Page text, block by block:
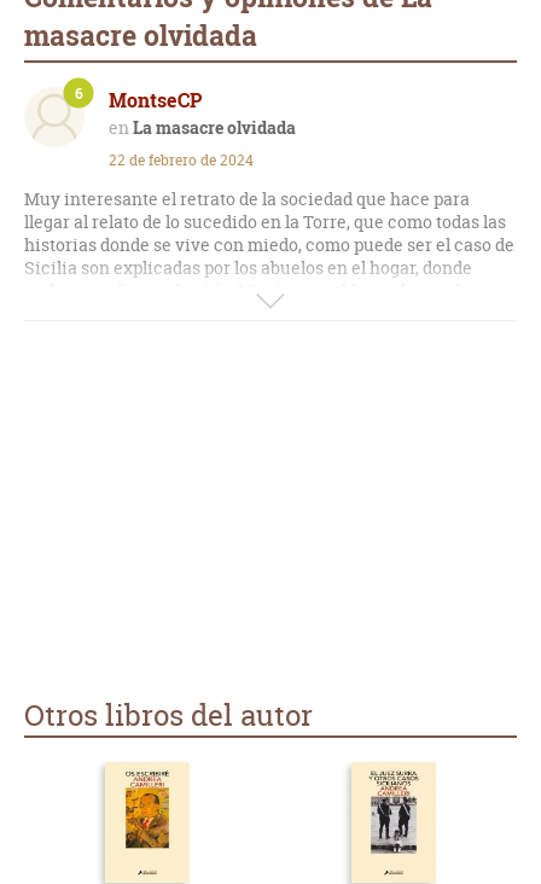
masacre olvidada
MontseCP
La masacre olvidada
6
22 de febrero de 2024
Muy interesante el retrato de la sociedad que hace para
llegar al relato de lo sucedido en la Torre, que como todas las
historias donde se vive con miedo, como puede ser el caso de
Sicilia son explicadas por los abuelos en el hogar, donde
nadie extraño puede oírlo. Mas lamentable es el caso de
Pantelaria, donde no tienen registro de los muertos solo les
Otros libros del autor